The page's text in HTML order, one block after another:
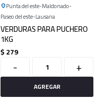
Punta del este Maldonado
Paseo del este Lausana
VERDURAS PARA PUCHERO
1KG
$279
- +